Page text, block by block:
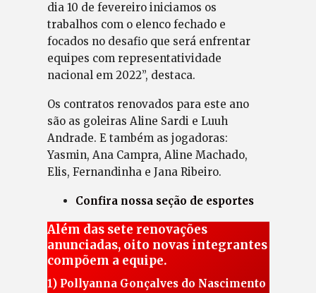
dia 10 de fevereiro iniciamos os
trabalhos com o elenco fechado e
focados no desafio que será enfrentar
equipes com representatividade
nacional em 2022”, destaca.
Os contratos renovados para este ano
são as goleiras Aline Sardi e Luuh
Andrade. E também as jogadoras:
Yasmin, Ana Campra, Aline Machado,
Elis, Fernandinha e Jana Ribeiro.
Confira nossa seção de esportes
Além das sete renovações
anunciadas, oito novas integrantes
compõem a equipe.
1) Pollyanna Gonçalves do Nascimento